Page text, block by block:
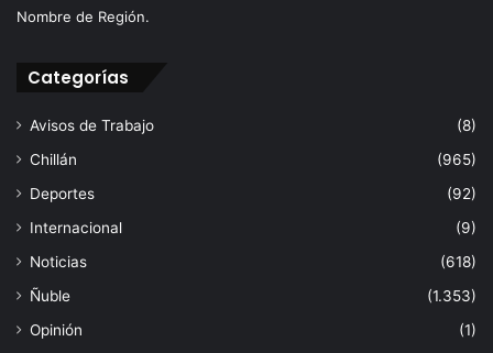
Nombre de Región.
Categorías
Avisos de Trabajo
(8)
Chillán
(965)
Deportes
(92)
Internacional
(9)
Noticias
(618)
Ñuble
(1.353)
Opinión
(1)